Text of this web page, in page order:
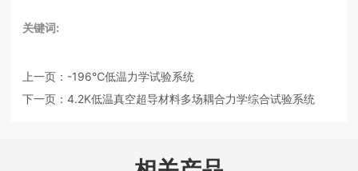
关键词:
上一页： -196℃低温力学试验系统
下一页：4.2K低温真空超导材料多场耦合力学综合试验系统